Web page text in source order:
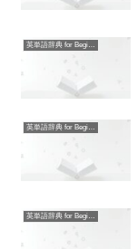
英単語辞典 for Beginners
英単語辞典 for Beginners
英単語辞典 for Beginners